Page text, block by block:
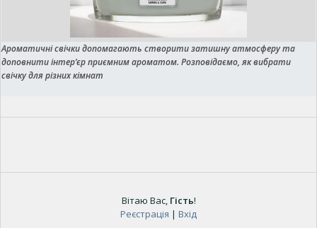
Ароматичні свічки допомагають створити затишну атмосферу та
доповнити інтер’єр приємним ароматом. Розповідаємо, як вибрати
свічку для різних кімнат
Вітаю Вас, Гість!
Реєстрація | Вхід